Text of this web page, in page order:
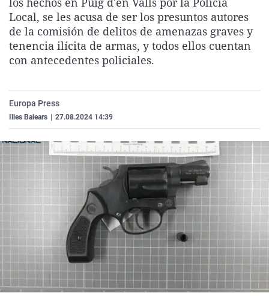
La rosa de los vientos
Gente viajera
Como el perro y el
Caso
Retornados
Equipo de
Extremadura
Galicia
La Rioja
País Vasco
Virales
Televisión
Elecciones
Local, se les acusa de ser los presuntos autores
de la comisión de delitos de amenazas graves y
tenencia ilícita de armas, y todos ellos cuentan
con antecedentes policiales.
Europa Press
Illes Balears 27.08.2024 14:39